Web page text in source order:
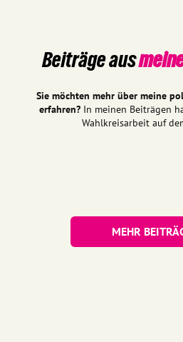
Beiträge aus
Sie möchten mehr über meine
erfahren? In meinen Beiträgen
Wahlkreisarbeit auf
MEHR